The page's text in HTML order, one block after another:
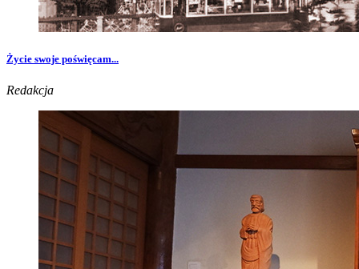
Życie swoje poświęcam...
Redakcja